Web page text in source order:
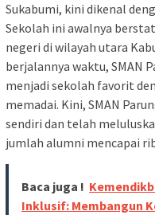
Sukabumi, kini dikenal
Sekolah ini awalnya
negeri di wilayah utara
berjalannya waktu, SMAN
menjadi sekolah favorit
memadai. Kini, SMAN
sendiri dan telah
jumlah alumni mencapai
Baca juga !
Inklusif: Membangun